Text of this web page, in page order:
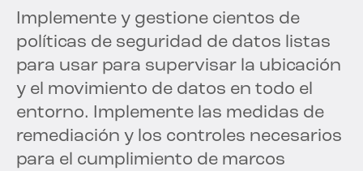
Implemente y gestione cientos de
políticas de seguridad de datos listas
para usar para supervisar la ubicación
y el movimiento de datos en todo el
entorno. Implemente las medidas de
remediación y los controles necesarios
para el cumplimiento de marcos